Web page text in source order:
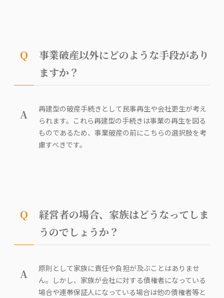
Q
事業破産以外にどのような手段があり
ますか？
A
再建型の破産手続きとして民事再生や会社更生が考え
られます。これら再建型の手続きは事業の再生を図る
ものであるため、事業破産の前にこちらの選択肢を考
慮すべきです。
Q
経営者の場合、家族はどうなってしま
うのでしょうか？
A
原則として家族に責任や負担が及ぶことはありませ
ん。しかし、家族が会社に対する債権者になっている
場合や連帯保証人になっている場合は他の債権者等と